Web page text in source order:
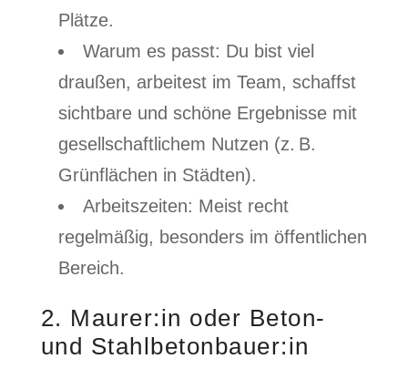
Plätze.
Warum es passt: Du bist viel
draußen, arbeitest im Team, schaffst
sichtbare und schöne Ergebnisse mit
gesellschaftlichem Nutzen (z. B.
Grünflächen in Städten).
Arbeitszeiten: Meist recht
regelmäßig, besonders im öffentlichen
Bereich.
2. Maurer:in oder Beton-
und Stahlbetonbauer:in